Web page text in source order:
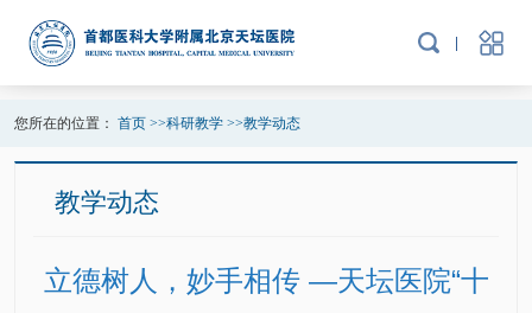
您所在的位置： 首页>>科研教学>>教学动态
教学动态
立德树人，妙手相传 —天坛医院“十